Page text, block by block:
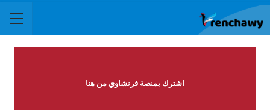
اشترك بمنصة فرنشاوي من هنا